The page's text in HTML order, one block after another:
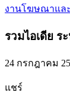
งานโฆษณาแล
รวมไอเดีย ร
24 กรกฎาคม
แชร์